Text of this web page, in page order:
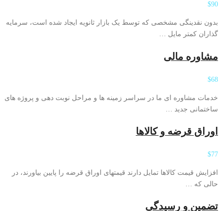
$90
بدون نقدینگی مشخصی که توسط یک بازار ثانویه ایجاد شده است، سرمایه
گذاران کمتر مایل …
مشاوره مالی
$68
خدمات مشاوره ای ما در سراسر زمینه ها و مراحل نوبت دهی و پروژه های
ساختمانی جدید …
اوراق قرضه و کالاها
$77
افزایش قیمت کالاها تمایل دارند قیمتهای اوراق قرضه را پایین بیاورند، در
حالی که …
تضمین و رسیدگی